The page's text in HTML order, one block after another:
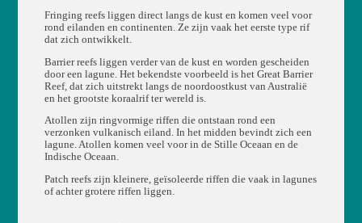
Fringing reefs liggen direct langs de kust en komen veel voor
rond eilanden en continenten. Ze zijn vaak het eerste type rif
dat zich ontwikkelt.
Barrier reefs liggen verder van de kust en worden gescheiden
door een lagune. Het bekendste voorbeeld is het Great Barrier
Reef, dat zich uitstrekt langs de noordoostkust van Australië
en het grootste koraalrif ter wereld is.
Atollen zijn ringvormige riffen die ontstaan rond een
verzonken vulkanisch eiland. In het midden bevindt zich een
lagune. Atollen komen veel voor in de Stille Oceaan en de
Indische Oceaan.
Patch reefs zijn kleinere, geïsoleerde riffen die vaak in lagunes
of achter grotere riffen liggen.